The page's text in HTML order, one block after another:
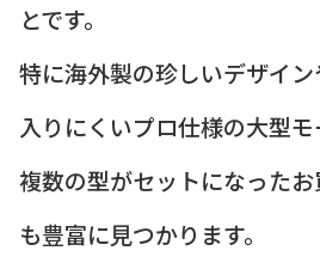
とです。
特に海外製の珍しいデザイ
入りにくいプロ仕様の大型
複数の型がセットになった
も豊富に見つかります。